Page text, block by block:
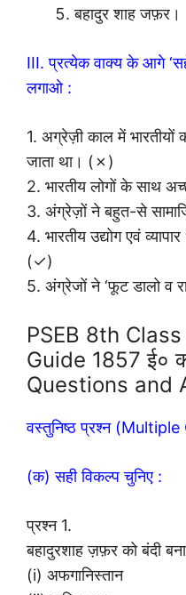
बहादुर शाह जफ़र।
III. प्रत्येक वाक्य के आगे
लगाओ :
1. अग्रेज़ी काल में भारतीयों
जाता था। (✗)
2. भारतीय लोगों के साथ
3. अंग्रेज़ों ने बहुत-से
4. भारतीय उद्योग एवं
(✓)
5. अंग्रेजों ने ‘फूट डालो व
PSEB 8th
Guide 1857 ई०
Questions and
वस्तुनिष्ठ प्रश्न
(क) सही विकल्प चुनिए :
प्रश्न 1.
बहादुरशाह ज़फ़र को बंदी
(i) अफगानिस्तान